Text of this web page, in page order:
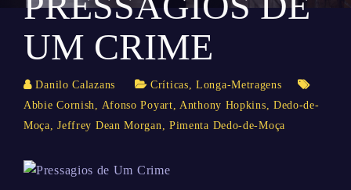
UM CRIME
Danilo Calazans Críticas,Longa-Metragens
Abbie Cornish, Afonso Poyart,Anthony Hopkins, Dedo-de-
Moça,Jeffrey Dean Morgan, Pimenta Dedo-de-Moça